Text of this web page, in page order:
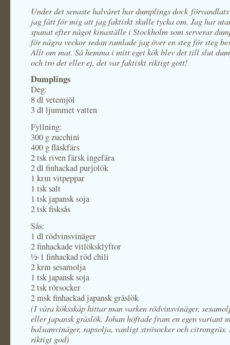
Under det senaste halvåret har dumplings dock
jag fått för mig att jag faktiskt skulle tycka om. Jag har
spanat efter något kinaställe i Stockholm som serverar
för några veckor sedan ramlade jag över en steg för steg
Allt om mat. Så hemma i mitt eget kök blev det till slut
och tro det eller ej, det var faktiskt riktigt gott!
Dumplings
Deg:
8 dl vetemjöl
3 dl ljummet vatten
Fyllning:
300 g zucchini
400 g fläskfärs
2 tsk riven färsk ingefära
2 dl finhackad purjolök
1 krm vitpeppar
1 tsk salt
1 tsk japansk soja
2 tsk fisksås
Sås:
1 dl rödvinsvinäger
2 finhackade vitlöksklyftor
½-1 finhackad röd chili
2 krm sesamolja
1 tsk japansk soja
2 tsk rörsocker
2 msk finhackad japansk gräslök
(I våra köksskåp hittar man varken rödvinsvinäger,
eller japansk gräslök. Johan höftade fram en egen variant
balsamvinäger, rapsolja, vanligt strösocker och citrongräs.
riktigt god)